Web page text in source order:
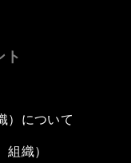
Garbage Crisis
An End in Sight?
ト
）について
織）